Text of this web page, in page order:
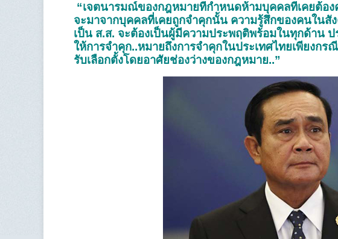
“เจตนารมณ์ของกฎหมายที่กำหนดห้ามบุคคลที่เคยต้อง
จะมาจากบุคคลที่เคยถูกจำคุกนั้น ความรู้สึกของคนในสั
เป็น ส.ส. จะต้องเป็นผู้มีความประพฤติพร้อมในทุกด้าน
ให้การจำคุก..หมายถึงการจำคุกในประเทศไทยเพียงก
รับเลือกตั้งโดยอาศัยช่องว่างของกฎหมาย..”